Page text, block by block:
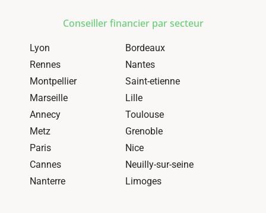
Conseiller financier par secteur
Lyon
Bordeaux
Rennes
Nantes
Montpellier
Saint-etienne
Marseille
Lille
Annecy
Toulouse
Metz
Grenoble
Paris
Nice
Cannes
Neuilly-sur-seine
Nanterre
Limoges